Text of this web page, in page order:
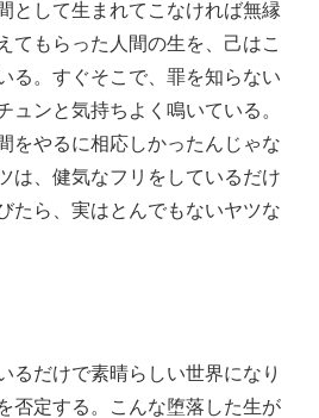
として生まれてこなければ無縁
てもらった人間の生を、己はこ
る。すぐそこで、罪を知らない
ュンと気持ちよく鳴いている。
をやるに相応しかったんじゃな
は、健気なフリをしているだけ
たら、実はとんでもないヤツな
るだけで素晴らしい世界になり
否定する。こんな堕落した生が